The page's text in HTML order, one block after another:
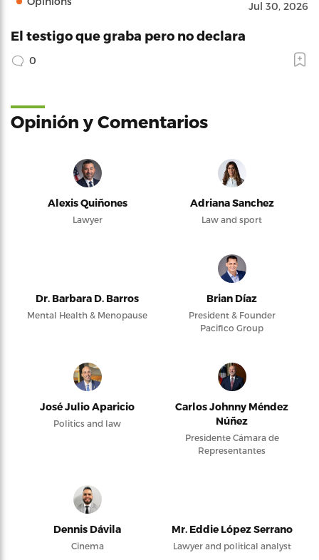
Jul 30, 2026
El testigo que graba pero no declara
0
Opinión y Comentarios
Alexis Quiñones
Lawyer
Adriana Sanchez
Law and sport
Dr. Barbara D. Barros
Mental Health & Menopause
Brian Díaz
President & Founder
Pacifico Group
José Julio Aparicio
Politics and law
Carlos Johnny Méndez
Núñez
Presidente Cámara de
Representantes
Dennis Dávila
Cinema
Mr. Eddie López Serrano
Lawyer and political analyst